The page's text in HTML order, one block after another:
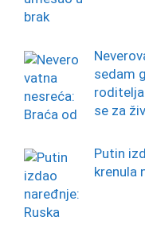
sedam
se za
Putin
krenula